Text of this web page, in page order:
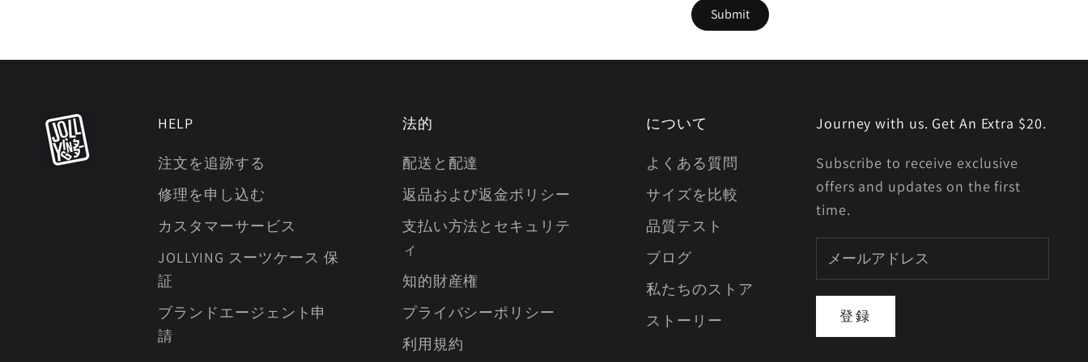
HELP
注文を追跡する
修理を申し込む
カスタマーサービス
JOLLYING スーツケース 保
証
ブランドエージェント申
請
法的
配送と配達
返品および返金ポリシー
支払い方法とセキュリテ
ィ
知的財産権
プライバシーポリシー
利用規約
について
よくある質問
サイズを比較
品質テスト
ブログ
私たちのストア
ストーリー
Journey with us. Get An Extra $20.
Subscribe to receive exclusive
offers and updates on the first
time.
登録